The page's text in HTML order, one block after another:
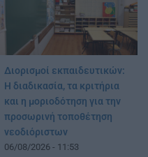
Διορισμοί εκπαιδευτικών:
Η διαδικασία, τα κριτήρια
και η μοριοδότηση για την
προσωρινή τοποθέτηση
νεοδιόριστων
06/08/2026 - 11:53